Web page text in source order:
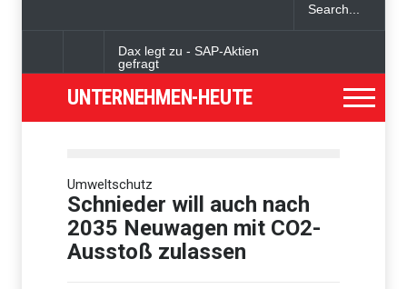
Dax legt zu - SAP-Aktien
gefragt
Angeklagter wegen Auto-
Plagiatsvorwürfen gegen
Star-Professor
Einstellungsregeln
UNTERNEHMEN-HEUTE
Umweltschutz
Schnieder will auch nach
2035 Neuwagen mit CO2-
Ausstoß zulassen